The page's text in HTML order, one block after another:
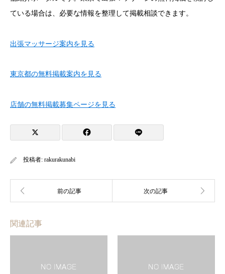
ている場合は、必要な情報を整理して掲載相談できます。
出張マッサージ案内を見る
東京都の無料掲載案内を見る
店舗の無料掲載募集ページを見る
投稿者: rakurakunabi
関連記事